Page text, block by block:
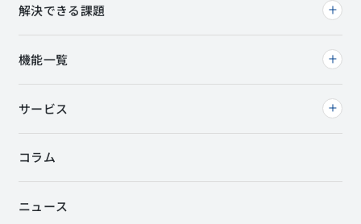
解決できる課題
コラム
ニュース
機能一覧
サービス